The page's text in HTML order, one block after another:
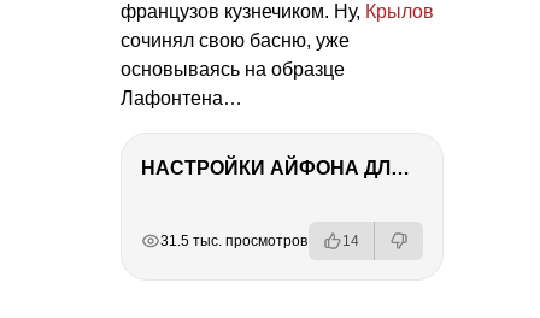
французов кузнечиком. Ну, Крылов
сочинял свою басню, уже
основываясь на образце
Лафонтена…
НАСТРОЙКИ АЙФОНА ДЛЯ ФОТО И ВИДЕО
31.5 тыс. просмотров 14